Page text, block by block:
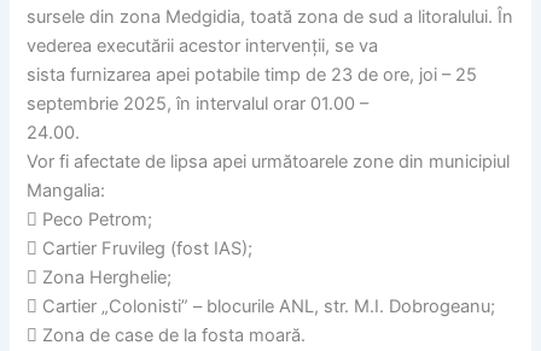
sursele din zona Medgidia, toată zona de sud a litoralului. În
vederea executării acestor intervenții, se va
sista furnizarea apei potabile timp de 23 de ore, joi – 25
septembrie 2025, în intervalul orar 01.00 –
24.00.
Vor fi afectate de lipsa apei următoarele zone din municipiul
Mangalia:
 Peco Petrom;
 Cartier Fruvileg (fost IAS);
 Zona Herghelie;
 Cartier „Colonisti” – blocurile ANL, str. M.I. Dobrogeanu;
 Zona de case de la fosta moară.